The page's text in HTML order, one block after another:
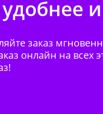
заказ
онлайн на всех